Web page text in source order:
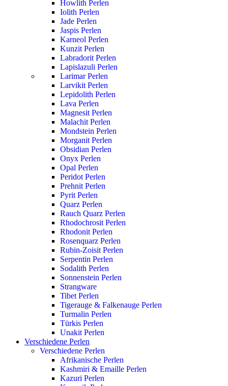
Howlith Perlen
Iolith Perlen
Jade Perlen
Jaspis Perlen
Karneol Perlen
Kunzit Perlen
Labradorit Perlen
Lapislazuli Perlen
Larimar Perlen
Larvikit Perlen
Lepidolith Perlen
Lava Perlen
Magnesit Perlen
Malachit Perlen
Mondstein Perlen
Morganit Perlen
Obsidian Perlen
Onyx Perlen
Opal Perlen
Peridot Perlen
Prehnit Perlen
Pyrit Perlen
Quarz Perlen
Rauch Quarz Perlen
Rhodochrosit Perlen
Rhodonit Perlen
Rosenquarz Perlen
Rubin-Zoisit Perlen
Serpentin Perlen
Sodalith Perlen
Sonnenstein Perlen
Strangware
Tibet Perlen
Tigerauge & Falkenauge Perlen
Turmalin Perlen
Türkis Perlen
Unakit Perlen
Verschiedene Perlen
Verschiedene Perlen
Afrikanische Perlen
Kashmiri & Emaille Perlen
Kazuri Perlen